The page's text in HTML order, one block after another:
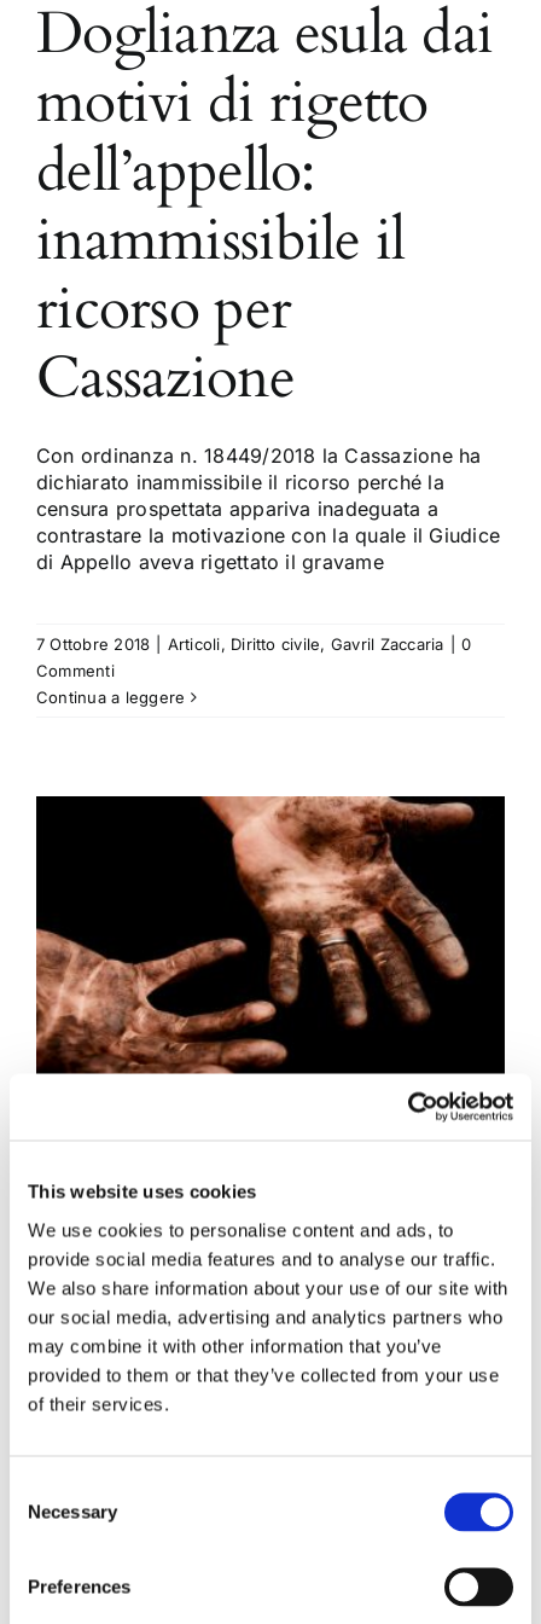
This website uses cookies
We use cookies to personalise content and ads, to
provide social media features and to analyse our traffic.
We also share information about your use of our site with
our social media, advertising and analytics partners who
may combine it with other information that you’ve
provided to them or that they’ve collected from your use
of their services.
Selection
Necessary
Preferences
Doglianza esula dai
motivi di rigetto
dell’appello:
inammissibile il
ricorso per
Cassazione
Con ordinanza n. 18449/2018 la Cassazione ha
dichiarato inammissibile il ricorso perché la
censura prospettata appariva inadeguata a
contrastare la motivazione con la quale il Giudice
di Appello aveva rigettato il gravame
7 Ottobre 2018 Articoli, Diritto civile, Gavril Zaccaria
0
Commenti
Continua a leggere
civile del
professionista
sanitario
all’autodeterminazione, cagionato dalla
paziente in merito ai trattamenti sanitari. Il tema è
stato affrontato in occasione di un ricorso [...]